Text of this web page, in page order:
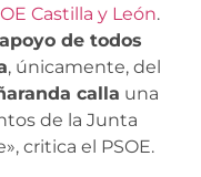
Castilla y León.
de todos
, únicamente, del
calla una
de la Junta
critica el PSOE.